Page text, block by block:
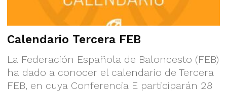
Calendario Tercera FEB
La Federación Española de Baloncesto (FEB)
ha dado a conocer el calendario de Tercera
FEB, en cuya Conferencia E participarán 28